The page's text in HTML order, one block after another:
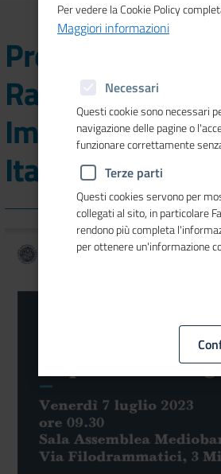
Presentazione del
Rapporto sulle
Imprese
Italiane
Per vedere la Cookie Policy
Maggiori informazioni
Necessari
Questi cookie sono necessari
navigazione delle pagine o
funzionare correttamente
Terze parti
Questi cookies servono per
collegati al sito, in particolare
rendono più completa
per ottenere un'informazione